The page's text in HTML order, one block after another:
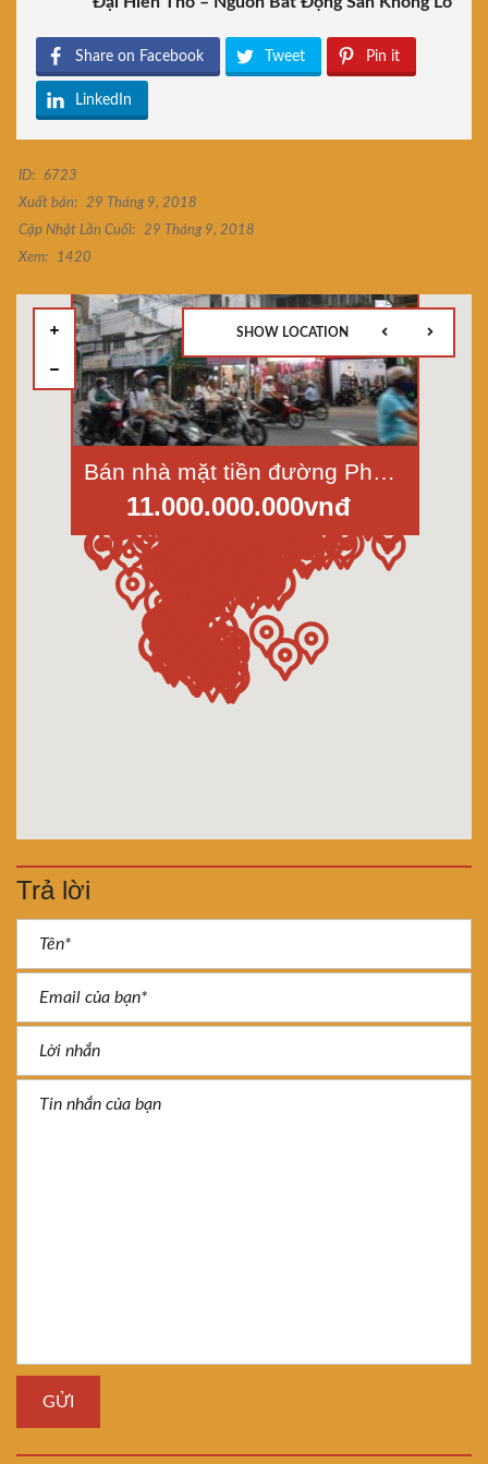
Share on Facebook Tweet Pin it
LinkedIn
ID:
6723
Xuất bản:
29 Tháng 9, 2018
Cập Nhật Lần Cuối:
29 Tháng 9, 2018
Xem:
1420
Bán nhà mặt tiền đường Phan Đình Phùng, ngã tư Phú Nhuận, p.1, Phú Nhuận, diện tích 3,7x17,5m
11.000.000.000vnđ
SHOW LOCATION
Trả lời